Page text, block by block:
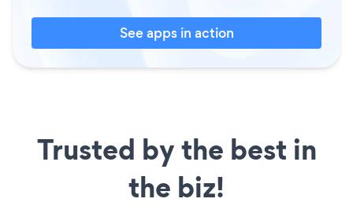
See apps in action
Trusted by the best in
the biz!